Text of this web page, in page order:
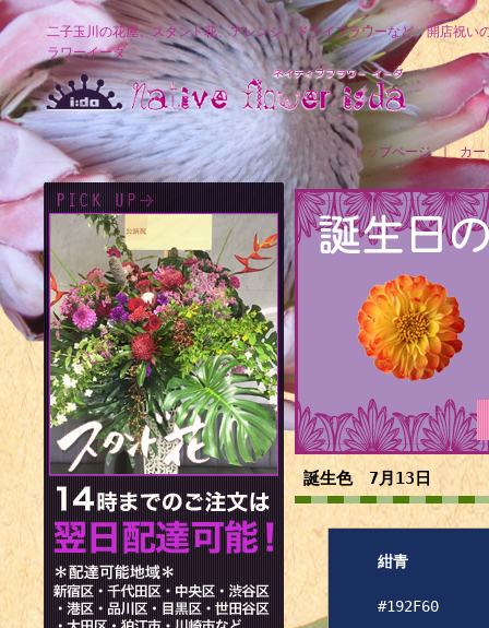
二子玉川の花屋、スタンド花、アレンジ、ドライフラワーなど、開店祝い
ラワーイーダ
トップページ｜ カ
誕生色 7月13日
紺青
#192F60